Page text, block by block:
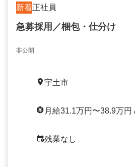
新着正社員
急募採用／梱包・仕分け
非公開
宇土市
月給31.1万円〜38.9万円
残業なし